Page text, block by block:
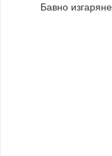
Бавно изгаряне